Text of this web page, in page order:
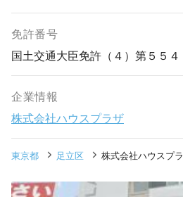
免許番号
国土交通大臣免許（４）第５５４
企業情報
株式会社ハウスプラザ
東京都 足立区 株式会社ハウスプ